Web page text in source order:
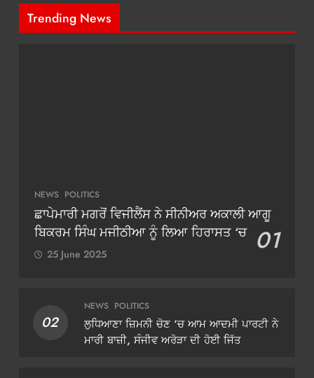
Trending News
NEWS POLITICS
ਛਾਪੇਮਾਰੀ ਮਗਰੋਂ ਵਿਜੀਲੈਂਸ ਨੇ ਸੀਨੀਅਰ ਅਕਾਲੀ ਆਗੂ
ਬਿਕਰਮ ਸਿੰਘ ਮਜੀਠੀਆ ਨੂੰ ਲਿਆ ਹਿਰਾਸਤ ‘ਚ 01
25 June 2025
02
NEWS POLITICS
ਲੁਧਿਆਣਾ ਜ਼ਿਮਨੀ ਚੋਣ ‘ਚ ਆਮ ਆਦਮੀ ਪਾਰਟੀ ਨੇ
ਮਾਰੀ ਬਾਜ਼ੀ, ਸੰਜੀਵ ਅਰੋੜਾ ਦੀ ਹੋਈ ਜਿੱਤ